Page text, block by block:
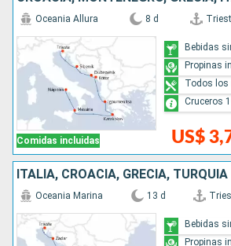
Comidas incluidas
Oceania Allura 8 d
US$
Bebidas
Propinas
Todos los
Cruceros
ITALIA, CROACIA, GRECIA, TURQUÍA
Oceania Marina 13 d
Bebidas
Propinas